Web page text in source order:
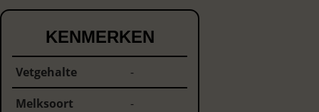
KENMERKEN
Vetgehalte
-
Melksoort
-